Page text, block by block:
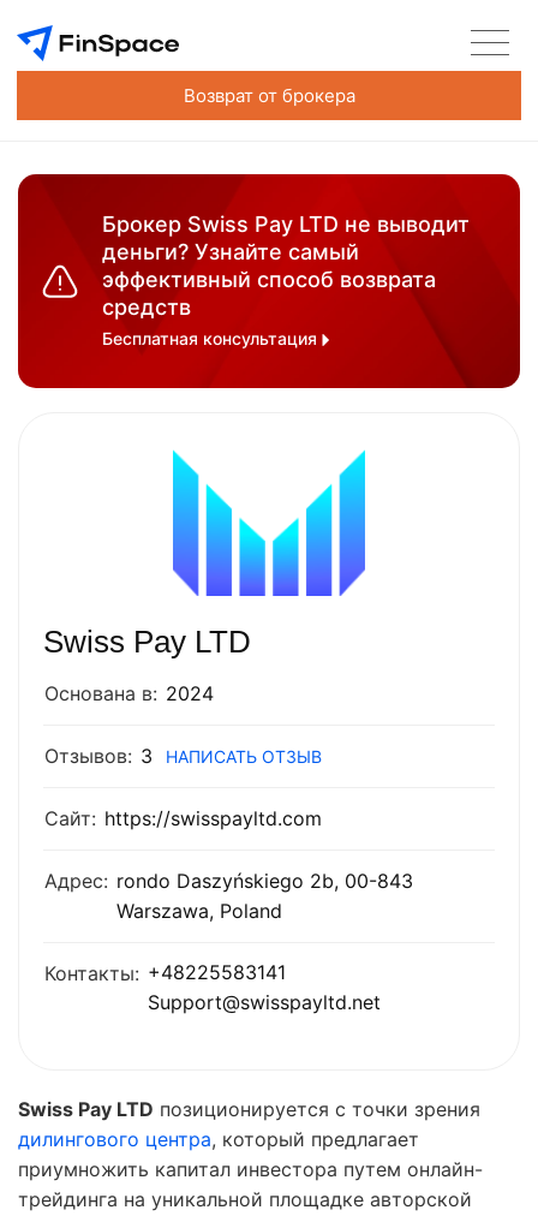
Возврат от брокера
Брокер Swiss Pay LTD не выводит
деньги? Узнайте самый
эффективный способ возврата
средств
Бесплатная консультация
Swiss Pay LTD
Основана в: 2024
Отзывов: 3 НАПИСАТЬ ОТЗЫВ
Сайт: https://swisspayltd.com
Адрес: rondo Daszyńskiego 2b, 00-843
Warszawa, Poland
Контакты: +48225583141
Support@swisspayltd.net
Swiss Pay LTD позиционируется с точки зрения
дилингового центра, который предлагает
приумножить капитал инвестора путем онлайн-
трейдинга на уникальной площадке авторской